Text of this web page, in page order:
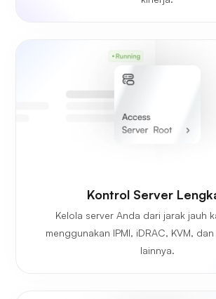
Kontrol Server
Kelola server Anda dari jarak jauh
menggunakan IPMI, iDRAC, KVM,
lainnya.